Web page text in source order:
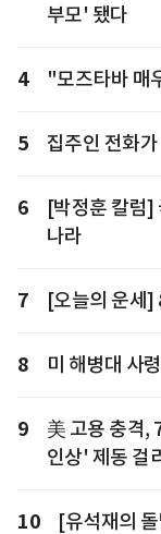
부모' 됐다
4 "모즈타바 매
5 집주인 전화
6
[박정훈 칼럼]
나라
7 [오늘의 운세]
8 미 해병대 사
9
美 고용 충격,
인상' 제동 걸
10
[유석재의